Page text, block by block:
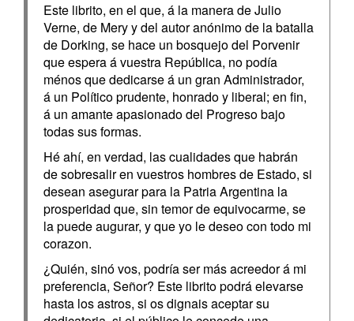
Este librito, en el que, á la manera de Julio
Verne, de Mery y del autor anónimo de la batalla
de Dorking, se hace un bosquejo del Porvenir
que espera á vuestra República, no podía
ménos que dedicarse á un gran Administrador,
á un Político prudente, honrado y liberal; en fin,
á un amante apasionado del Progreso bajo
todas sus formas.
Hé ahí, en verdad, las cualidades que habrán
de sobresalir en vuestros hombres de Estado, si
desean asegurar para la Patria Argentina la
prosperidad que, sin temor de equivocarme, se
la puede augurar, y que yo le deseo con todo mi
corazon.
¿Quién, sinó vos, podría ser más acreedor á mi
preferencia, Señor? Este librito podrá elevarse
hasta los astros, si os dignais aceptar su